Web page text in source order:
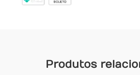
Produtos